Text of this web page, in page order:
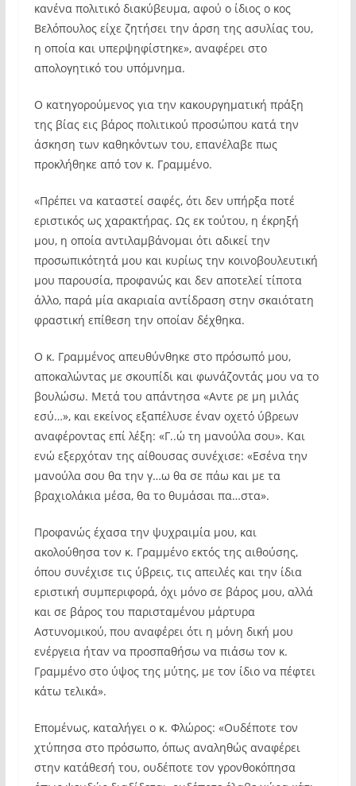
κανένα πολιτικό διακύβευμα, αφού ο ίδιος ο κος
Βελόπουλος είχε ζητήσει την άρση της ασυλίας του,
η οποία και υπερψηφίστηκε», αναφέρει στο
απολογητικό του υπόμνημα.
Ο κατηγορούμενος για την κακουργηματική πράξη
της βίας εις βάρος πολιτικού προσώπου κατά την
άσκηση των καθηκόντων του, επανέλαβε πως
προκλήθηκε από τον κ. Γραμμένο.
«Πρέπει να καταστεί σαφές, ότι δεν υπήρξα ποτέ
εριστικός ως χαρακτήρας. Ως εκ τούτου, η έκρηξή
μου, η οποία αντιλαμβάνομαι ότι αδικεί την
προσωπικότητά μου και κυρίως την κοινοβουλευτική
μου παρουσία, προφανώς και δεν αποτελεί τίποτα
άλλο, παρά μία ακαριαία αντίδραση στην σκαιότατη
φραστική επίθεση την οποίαν δέχθηκα.
Ο κ. Γραμμένος απευθύνθηκε στο πρόσωπό μου,
αποκαλώντας με σκουπίδι και φωνάζοντάς μου να το
βουλώσω. Μετά του απάντησα «Αντε ρε μη μιλάς
εσύ…», και εκείνος εξαπέλυσε έναν οχετό ύβρεων
αναφέροντας επί λέξη: «Γ..ώ τη μανούλα σου». Και
ενώ εξερχόταν της αίθουσας συνέχισε: «Εσένα την
μανούλα σου θα την γ…ω θα σε πάω και με τα
βραχιολάκια μέσα, θα το θυμάσαι πα…στα».
Προφανώς έχασα την ψυχραιμία μου, και
ακολούθησα τον κ. Γραμμένο εκτός της αιθούσης,
όπου συνέχισε τις ύβρεις, τις απειλές και την ίδια
εριστική συμπεριφορά, όχι μόνο σε βάρος μου, αλλά
και σε βάρος του παρισταμένου μάρτυρα
Αστυνομικού, που αναφέρει ότι η μόνη δική μου
ενέργεια ήταν να προσπαθήσω να πιάσω τον κ.
Γραμμένο στο ύψος της μύτης, με τον ίδιο να πέφτει
κάτω τελικά».
Επομένως, καταλήγει ο κ. Φλώρος: «Ουδέποτε τον
χτύπησα στο πρόσωπο, όπως αναληθώς αναφέρει
στην κατάθεσή του, ουδέποτε τον γρονθοκόπησα